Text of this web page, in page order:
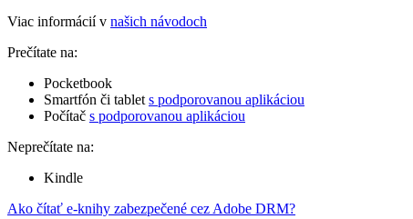
Viac informácií v našich návodoch
Prečítate na:
Pocketbook
Smartfón či tablet s podporovanou aplikáciou
Počítač s podporovanou aplikáciou
Neprečítate na:
Kindle
Ako čítať e-knihy zabezpečené cez Adobe DRM?